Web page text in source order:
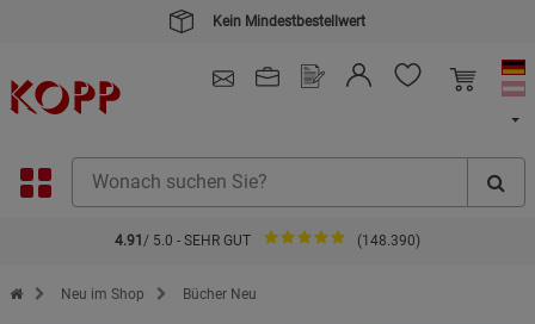
Kauf auf Rechnung
4.91 / 5.0 - SEHR GUT (148.390)
Zur Startseite des Kopp Verlag Online-Shop
Neu im Shop Bücher Neu